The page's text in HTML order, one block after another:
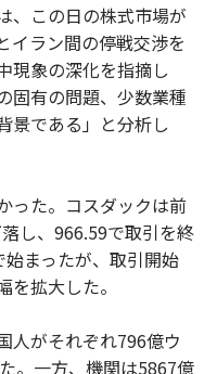
、この日の株式市場が
イラン間の停戦交渉を
現象の深化を指摘し
固有の問題、少数業種
景である」と分析し
った。コスダックは前
し、966.59で取引を終
まったが、取引開始
拡大した。
人がそれぞれ796億ウ
。一方、機関は5867億